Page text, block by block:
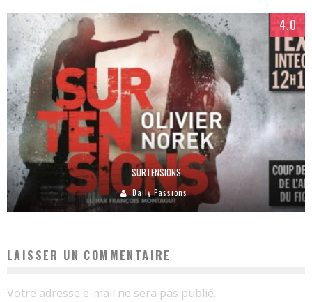
4.0
SURTENSIONS
Daily Passions
LAISSER UN COMMENTAIRE
Votre adresse e-mail ne sera pas publié.